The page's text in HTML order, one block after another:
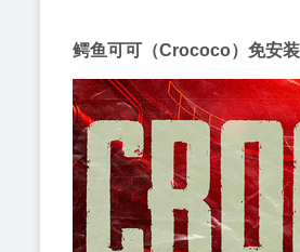
鳄鱼可可（Crococo）免安